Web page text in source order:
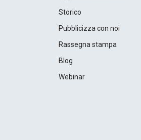
Storico
Pubblicizza con noi
Rassegna stampa
Blog
Webinar